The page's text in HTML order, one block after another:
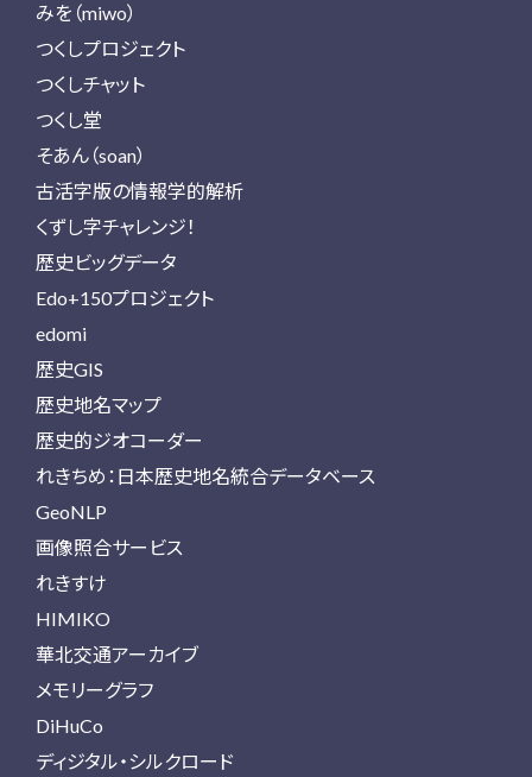
みを（miwo）
つくしプロジェクト
つくしチャット
つくし堂
そあん（soan）
古活字版の情報学的解析
くずし字チャレンジ！
歴史ビッグデータ
Edo+150プロジェクト
edomi
歴史GIS
歴史地名マップ
歴史的ジオコーダー
れきちめ：日本歴史地名統合データベース
GeoNLP
画像照合サービス
れきすけ
HIMIKO
華北交通アーカイブ
メモリーグラフ
DiHuCo
ディジタル・シルクロード